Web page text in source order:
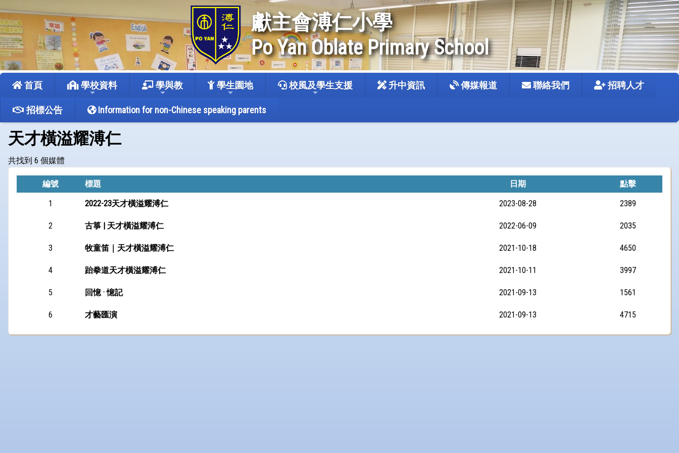
獻主會溥仁小學
Po Yan Oblate Primary School
首頁 學校資料 學與教 學生園地 校風及學生支援 升中資訊 傳媒報道 聯絡我們 招聘人才
招標公告 Information for non-Chinese speaking parents
天才橫溢耀溥仁
共找到 6 個媒體
編號 標題 日期 點擊
1 2022-23天才橫溢耀溥仁 2023-08-28 2389
2 古箏 | 天才橫溢耀溥仁 2022-06-09 2035
3 牧童笛｜天才橫溢耀溥仁 2021-10-18 4650
4 跆拳道天才橫溢耀溥仁 2021-10-11 3997
5 回憶 · 憶記 2021-09-13 1561
6 才藝匯演 2021-09-13 4715